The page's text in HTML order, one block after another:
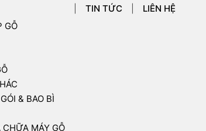
GỖ
& BAO BÌ
MÁY GỖ
TIN TỨC LIÊN HỆ